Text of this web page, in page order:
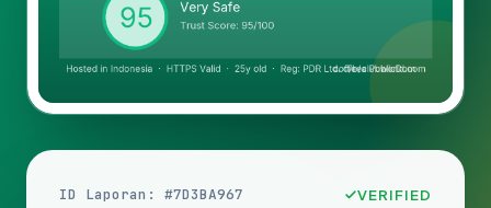
ID Laporan: #7D3BA967 VERIFIED